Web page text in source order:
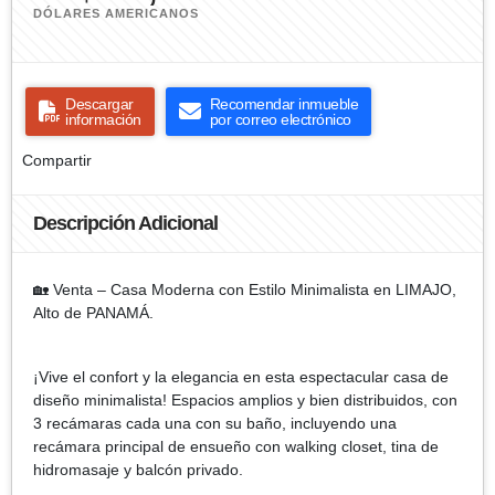
DÓLARES AMERICANOS
Descargar
información
Recomendar inmueble
por correo electrónico
Compartir
Descripción Adicional
🏡 Venta – Casa Moderna con Estilo Minimalista en LIMAJO,
Alto de PANAMÁ.
¡Vive el confort y la elegancia en esta espectacular casa de
diseño minimalista! Espacios amplios y bien distribuidos, con
3 recámaras cada una con su baño, incluyendo una
recámara principal de ensueño con walking closet, tina de
hidromasaje y balcón privado.